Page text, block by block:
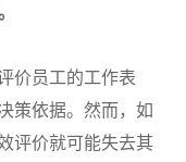
价员工的工作表
策依据。然而，如
评价就可能失去其